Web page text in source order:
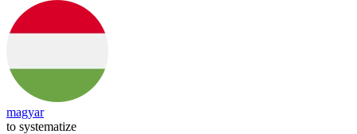
magyar
to systematize